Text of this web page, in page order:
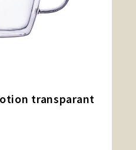
transparant